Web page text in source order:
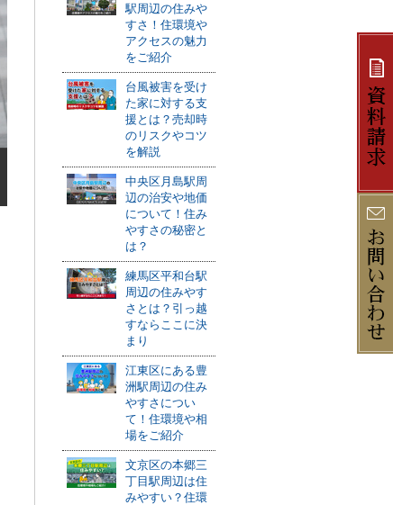
駅周辺の住みや
すさ！住環境や
アクセスの魅力
をご紹介
台風被害を受け
た家に対する支
援とは？売却時
のリスクやコツ
を解説
中央区月島駅周
辺の治安や地価
について！住み
やすさの秘密と
は？
練馬区平和台駅
周辺の住みやす
さとは？引っ越
すならここに決
まり
江東区にある豊
洲駅周辺の住み
やすさについ
て！住環境や相
場をご紹介
文京区の本郷三
丁目駅周辺は住
みやすい？住環